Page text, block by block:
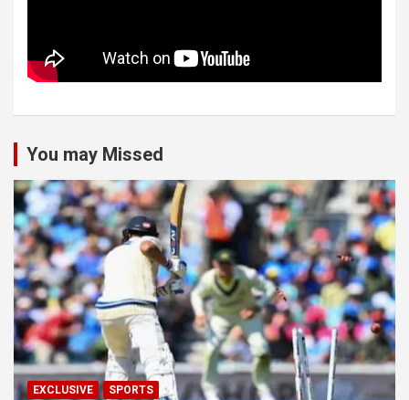
You may Missed
EXCLUSIVE SPORTS